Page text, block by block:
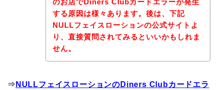
のお店でDiners Clubカードエラーが発生
する原因は様々あります。後は、下記
NULLフェイスローションの公式サイトよ
り、直接質問されてみるといいかもしれま
せん。
⇒ NULLフェイスローションのDiners Clubカードエラ